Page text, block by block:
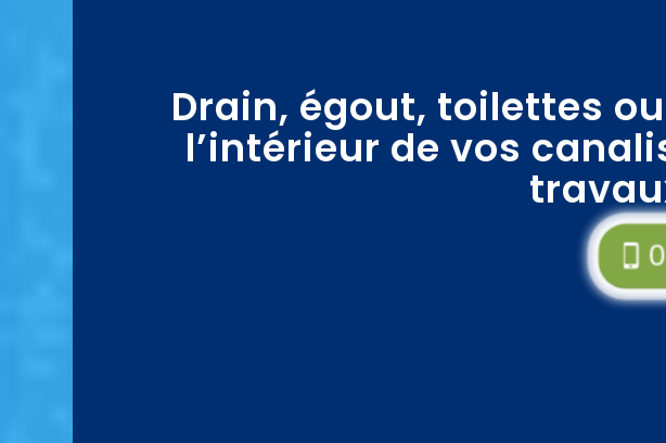
Drain, égout, toilettes
l’intérieur de vos